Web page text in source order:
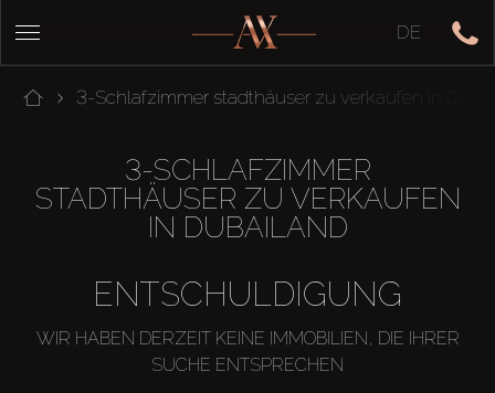
DE
3-Schlafzimmer stadthäuser zu verkaufen in
3-SCHLAFZIMMER
STADTHÄUSER ZU VERKAUFEN
IN DUBAILAND
ENTSCHULDIGUNG
WIR HABEN DERZEIT KEINE IMMOBILIEN, DIE IHRER
SUCHE ENTSPRECHEN